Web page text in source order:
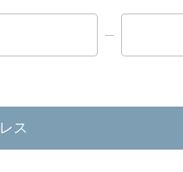
ス